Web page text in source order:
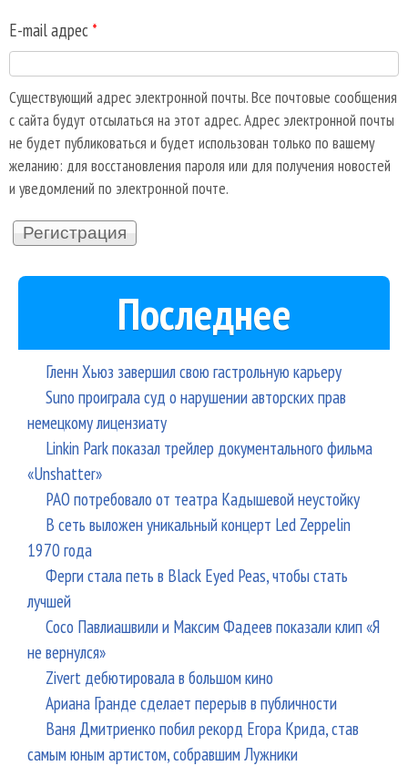
E-mail адрес *
Существующий адрес электронной почты. Все почтовые сообщения
с сайта будут отсылаться на этот адрес. Адрес электронной почты
не будет публиковаться и будет использован только по вашему
желанию: для восстановления пароля или для получения новостей
и уведомлений по электронной почте.
Последнее
Гленн Хьюз завершил свою гастрольную карьеру
Suno проиграла суд о нарушении авторских прав
немецкому лицензиату
Linkin Park показал трейлер документального фильма
«Unshatter»
РАО потребовало от театра Кадышевой неустойку
В сеть выложен уникальный концерт Led Zeppelin
1970 года
Ферги стала петь в Black Eyed Peas, чтобы стать
лучшей
Сосо Павлиашвили и Максим Фадеев показали клип «Я
не вернулся»
Zivert дебютировала в большом кино
Ариана Гранде сделает перерыв в публичности
Ваня Дмитриенко побил рекорд Егора Крида, став
самым юным артистом, собравшим Лужники